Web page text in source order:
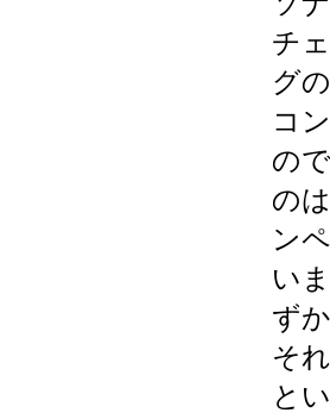
チ
グ
コ
の
の
ン
い
ず
そ
と